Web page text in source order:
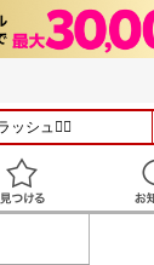
見つける